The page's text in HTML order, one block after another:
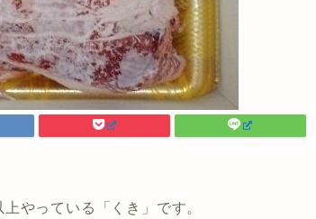
やっている「くき」です。